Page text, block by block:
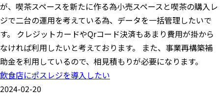
が、喫茶スペースを新たに作る為小売スペースと喫茶の購入レ
ジで二台の運用を考えている為、データを一括管理したいで
す。 クレジットカードやQrコード決済もあまり費用が掛から
なければ利用したいと考えております。 また、事業再構築補
助金を利用しているので、相見積もりが必要になります。
飲食店にポスレジを導入したい
2024-02-20